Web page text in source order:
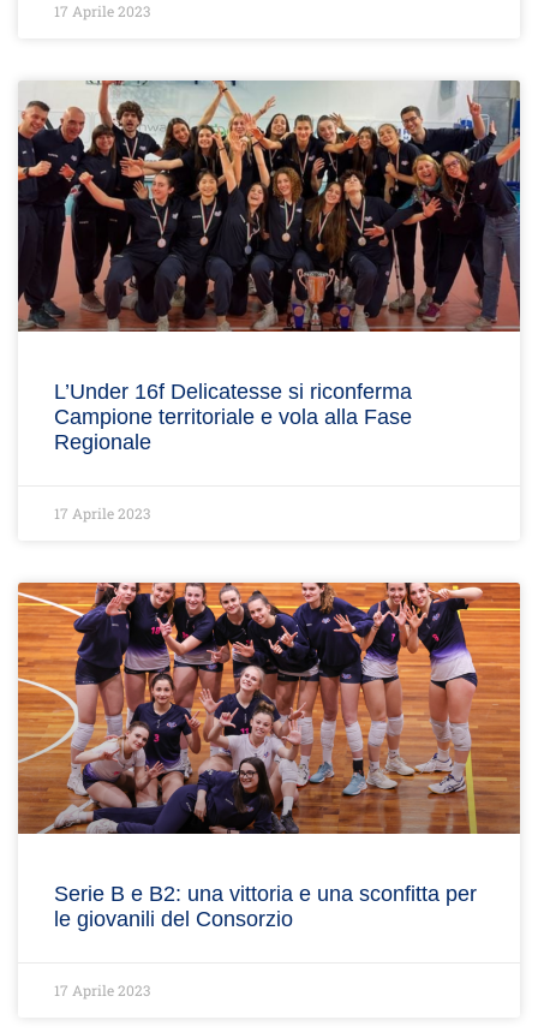
17 Aprile 2023
L’Under 16f Delicatesse si riconferma
Campione territoriale e vola alla Fase
Regionale
17 Aprile 2023
Serie B e B2: una vittoria e una sconfitta per
le giovanili del Consorzio
17 Aprile 2023